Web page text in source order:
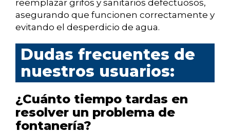
reemplazar grifos y sanitarios defectuosos,
asegurando que funcionen correctamente y
evitando el desperdicio de agua.
Dudas frecuentes de
nuestros usuarios:
¿Cuánto tiempo tardas en
resolver un problema de
fontanería?